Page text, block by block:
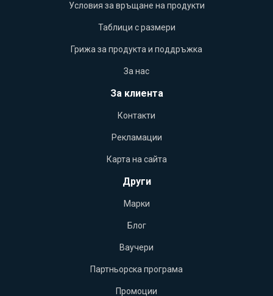
Условия за връщане на продукти
Таблици с размери
Грижа за продукта и поддръжка
За нас
За клиента
Контакти
Рекламации
Карта на сайта
Други
Марки
Блог
Ваучери
Партньорска програма
Промоции